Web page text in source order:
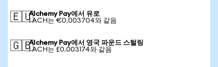
🇪🇺Alchemy Pay에서 유로
1 ACH는 €0.003704와 같음
🇬🇧Alchemy Pay에서 영국 파운드 스털링
1 ACH는 £0.003174와 같음